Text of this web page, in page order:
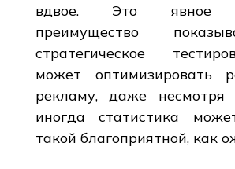
вдвое. Это явное
преимущество
стратегическое
может оптимизировать
рекламу, даже
иногда статистика
такой благоприятной, как